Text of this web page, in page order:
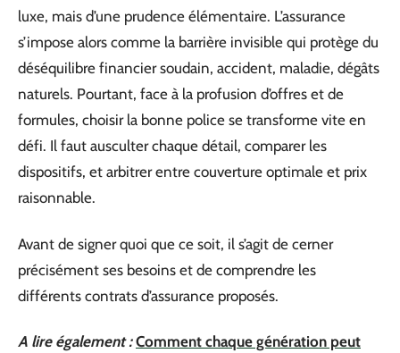
luxe, mais d’une prudence élémentaire. L’assurance
s’impose alors comme la barrière invisible qui protège du
déséquilibre financier soudain, accident, maladie, dégâts
naturels. Pourtant, face à la profusion d’offres et de
formules, choisir la bonne police se transforme vite en
défi. Il faut ausculter chaque détail, comparer les
dispositifs, et arbitrer entre couverture optimale et prix
raisonnable.
Avant de signer quoi que ce soit, il s’agit de cerner
précisément ses besoins et de comprendre les
différents contrats d’assurance proposés.
A lire également : Comment chaque génération peut